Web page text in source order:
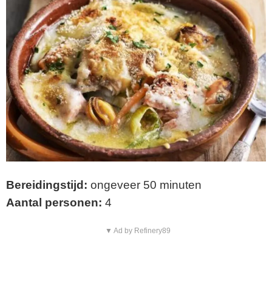
Bereidingstijd: ongeveer 50 minuten
Aantal personen: 4
▼ Ad by Refinery89